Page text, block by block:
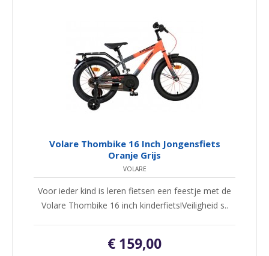
Volare Thombike 16 Inch Jongensfiets
Oranje Grijs
VOLARE
Voor ieder kind is leren fietsen een feestje met de
Volare Thombike 16 inch kinderfiets!Veiligheid s..
€ 159,00